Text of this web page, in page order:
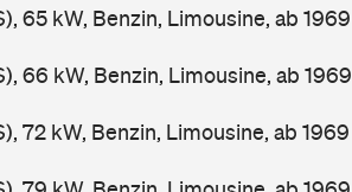
65 kW, Benzin, Limousine, ab 1969
66 kW, Benzin, Limousine, ab 1969
72 kW, Benzin, Limousine, ab 1969